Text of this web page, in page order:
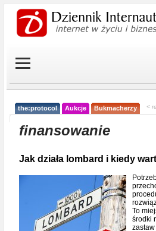
the:protocol Aukcje Bukmacherzy <
finansowanie
Jak działa lombard i kiedy
To
środki